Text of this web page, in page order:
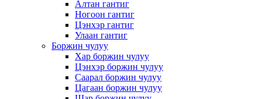
Алтан гантиг
Ногоон гантиг
Цэнхэр гантиг
Улаан гантиг
Боржин чулуу
Хар боржин чулуу
Цэнхэр боржин чулуу
Саарал боржин чулуу
Цагаан боржин чулуу